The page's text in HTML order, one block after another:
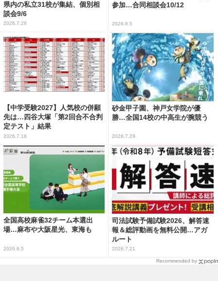
県内の私立31校が集結、個別相
談会9/6
2026.7.28
参加…合同相談会10/12
2026.8.5
【中学受験2027】人気校の併願
先は…四谷大塚「第2回合不合判
定テスト」結果
2026.7.16
砂金甲子園、神戸女学院が優
勝…全国14校の中高生が腕競う
2026.7.29
全国高校麻雀32チーム本選出
場…麻布や大阪星光、東海も
2026.8.5
司法試験予備試験2026、解答速
報＆総評動画を無料公開…アガ
ルート
2026.7.21
Recommended by